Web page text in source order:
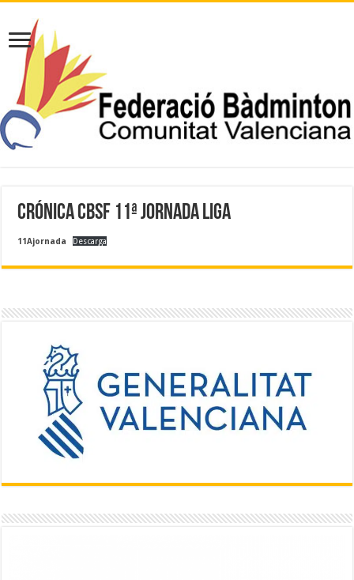
CRÓNICA CBSF 11ª JORNADA LIGA
11Ajornada Descarga